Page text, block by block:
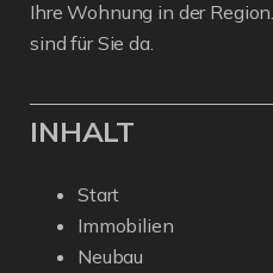
Ihre Wohnung in der
sind für Sie da.
INHALT
Start
Immobilien
Neubau